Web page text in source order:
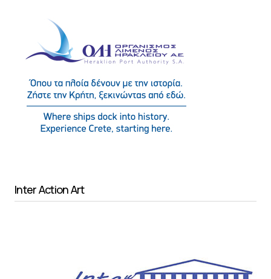
Inter Action Art